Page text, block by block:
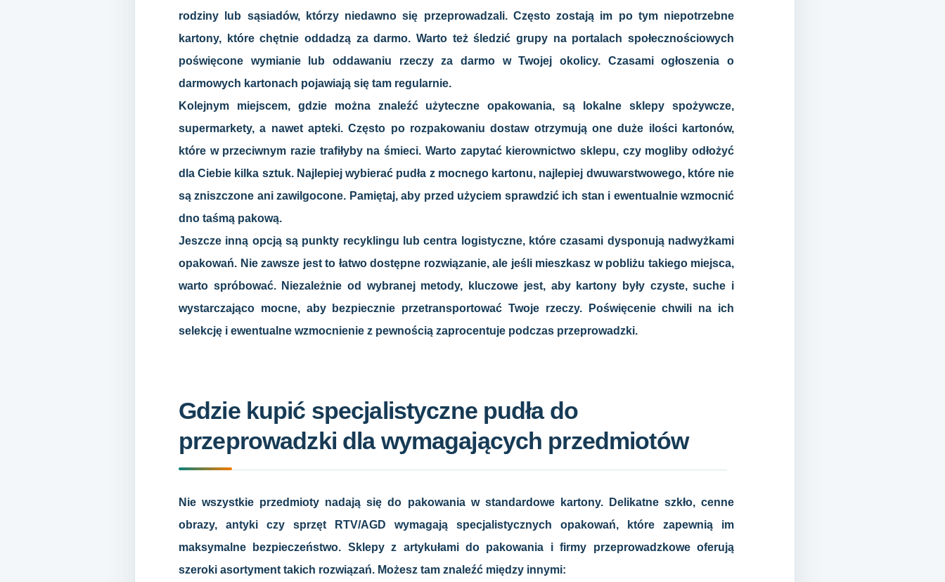
rodziny lub sąsiadów, którzy niedawno się przeprowadzali. Często zostają im po tym niepotrzebne
kartony, które chętnie oddadzą za darmo. Warto też śledzić grupy na portalach społecznościowych
poświęcone wymianie lub oddawaniu rzeczy za darmo w Twojej okolicy. Czasami ogłoszenia o
darmowych kartonach pojawiają się tam regularnie.
Kolejnym miejscem, gdzie można znaleźć użyteczne opakowania, są lokalne sklepy spożywcze,
supermarkety, a nawet apteki. Często po rozpakowaniu dostaw otrzymują one duże ilości kartonów,
które w przeciwnym razie trafiłyby na śmieci. Warto zapytać kierownictwo sklepu, czy mogliby odłożyć
dla Ciebie kilka sztuk. Najlepiej wybierać pudła z mocnego kartonu, najlepiej dwuwarstwowego, które nie
są zniszczone ani zawilgocone. Pamiętaj, aby przed użyciem sprawdzić ich stan i ewentualnie wzmocnić
dno taśmą pakową.
Jeszcze inną opcją są punkty recyklingu lub centra logistyczne, które czasami dysponują nadwyżkami
opakowań. Nie zawsze jest to łatwo dostępne rozwiązanie, ale jeśli mieszkasz w pobliżu takiego miejsca,
warto spróbować. Niezależnie od wybranej metody, kluczowe jest, aby kartony były czyste, suche i
wystarczająco mocne, aby bezpiecznie przetransportować Twoje rzeczy. Poświęcenie chwili na ich
selekcję i ewentualne wzmocnienie z pewnością zaprocentuje podczas przeprowadzki.
Gdzie kupić specjalistyczne pudła do
przeprowadzki dla wymagających przedmiotów
Nie wszystkie przedmioty nadają się do pakowania w standardowe kartony. Delikatne szkło, cenne
obrazy, antyki czy sprzęt RTV/AGD wymagają specjalistycznych opakowań, które zapewnią im
maksymalne bezpieczeństwo. Sklepy z artykułami do pakowania i firmy przeprowadzkowe oferują
szeroki asortyment takich rozwiązań. Możesz tam znaleźć między innymi: